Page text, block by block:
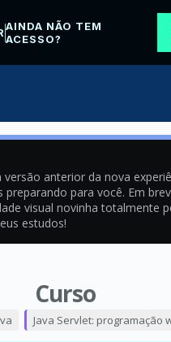
AINDA NÃO TEM
ACESSO?
versão anterior da nova
preparando para você. Em
visual novinha totalmente
estudos!
Curso
Java Servlet: programação